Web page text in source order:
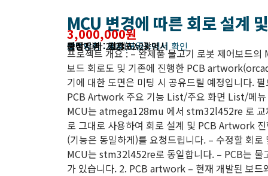
MCU 변경에 따른 회로 설계
3,000,000원
작업방식 : 외주(도급)
모집기한 : 해당 서비스에서 확인
예상기간 : 21일
등록 일자 2023.02.23.
관련지역 : 경기도 > 광명시
프로젝트 개요 : – 완제품 물고기 로봇 제어보드
보드 회로도 및 기존에 진행한 PCB
기에 대한 도면은 미팅 시 공유드릴 예정입니다.
PCB Artwork 주요 기능 List/주요 화면 List/메뉴
MCU는 atmega128mu 에서 stm32l452re 로 교
로 그대로 사용하여 회로 설계 및 PCB Artwork
(기능은 동일하게)를 요청드립니다. – 수정할 회
MCU는 stm32l452re로 동일합니다. – PCB는 물
가 있습니다. 2. PCB artwork – 현재 개발된 보